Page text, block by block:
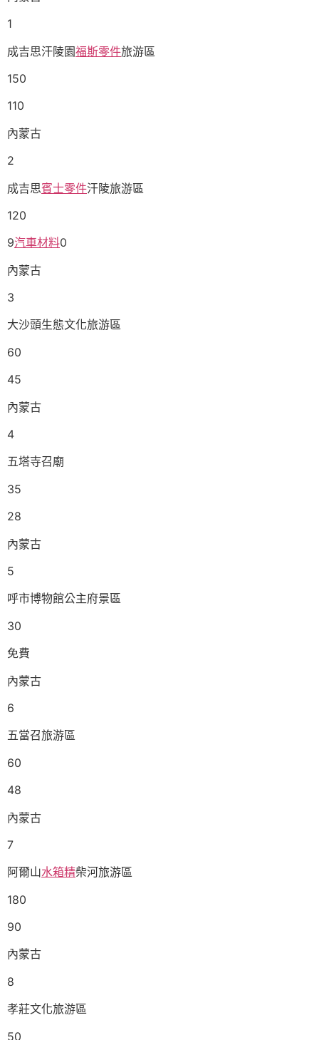
1
成吉思汗陵園福斯零件旅游區
150
110
內蒙古
2
成吉思賓士零件汗陵旅游區
120
9汽車材料0
內蒙古
3
大沙頭生態文化旅游區
60
45
內蒙古
4
五塔寺召廟
35
28
內蒙古
5
呼市博物館公主府景區
30
免費
內蒙古
6
五當召旅游區
60
48
內蒙古
7
阿爾山水箱精柴河旅游區
180
90
內蒙古
8
孝莊文化旅游區
50